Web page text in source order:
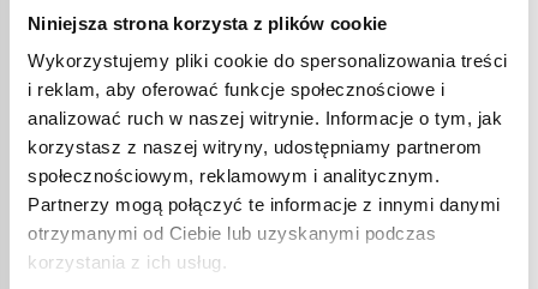
Niniejsza strona korzysta z plików cookie
Wykorzystujemy pliki cookie do spersonalizowania treści
i reklam, aby oferować funkcje społecznościowe i
analizować ruch w naszej witrynie. Informacje o tym, jak
korzystasz z naszej witryny, udostępniamy partnerom
społecznościowym, reklamowym i analitycznym.
Partnerzy mogą połączyć te informacje z innymi danymi
otrzymanymi od Ciebie lub uzyskanymi podczas
korzystania z ich usług.
ZMYWACZ 850
netto
45,74
TOPNIK DECAP’ GREEN 855
20,08€ netto
24,10€brutto